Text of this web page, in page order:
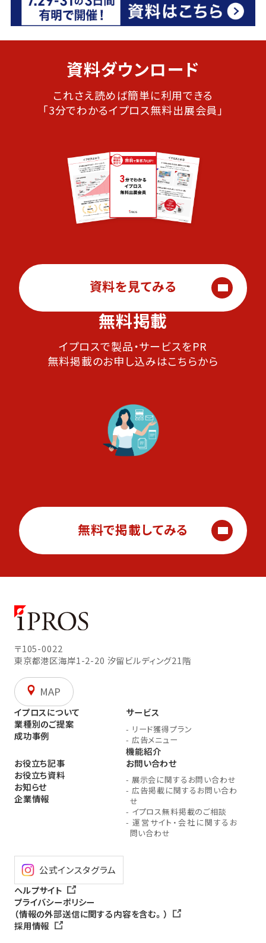
資料ダウンロード
これさえ読めば簡単に利用できる
「3分でわかるイプロス無料出展会員」
資料を見てみる
無料掲載
イプロスで製品・サービスをPR
無料掲載のお申し込みはこちらから
無料で掲載してみる
〒105-0022
東京都港区海岸1-2-20 汐留ビルディング21階
MAP
イプロスについて
業種別のご提案
成功事例
サービス
- リード獲得プラン
- 広告メニュー
機能紹介
お役立ち記事
お役立ち資料
お知らせ
企業情報
お問い合わせ
- 展示会に関するお問い合わせ
- 広告掲載に関するお問い合わ
せ
- イプロス無料掲載のご相談
- 運営サイト・会社に関するお
問い合わせ
公式インスタグラム
ヘルプサイト
プライバシーポリシー
（情報の外部送信に関する内容を含む。）
採用情報